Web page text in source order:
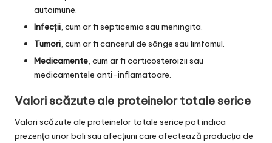
autoimune.
Infecții, cum ar fi septicemia sau meningita.
Tumori, cum ar fi cancerul de sânge sau limfomul.
Medicamente, cum ar fi corticosteroizii sau
medicamentele anti-inflamatoare.
Valori scăzute ale proteinelor totale serice
Valori scăzute ale proteinelor totale serice pot indica
prezența unor boli sau afecțiuni care afectează producția de